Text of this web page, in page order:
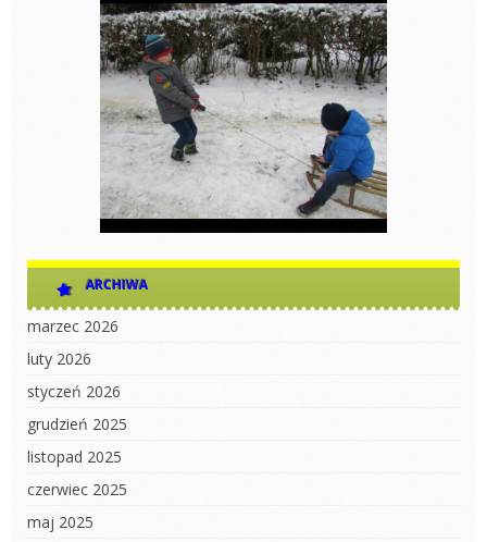
ARCHIWA
marzec 2026
luty 2026
styczeń 2026
grudzień 2025
listopad 2025
czerwiec 2025
maj 2025